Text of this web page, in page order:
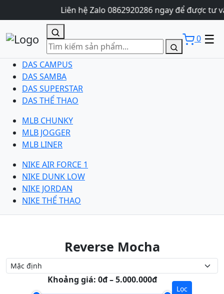
Liên hệ Zalo 0862920286 ngay để được tư
0 ☰
DAS CAMPUS
DAS SAMBA
DAS SUPERSTAR
DAS THỂ THAO
MLB CHUNKY
MLB JOGGER
MLB LINER
NIKE AIR FORCE 1
NIKE DUNK LOW
NIKE JORDAN
NIKE THỂ THAO
Reverse Mocha
Khoảng giá: 0đ – 5.000.000đ
Lọc